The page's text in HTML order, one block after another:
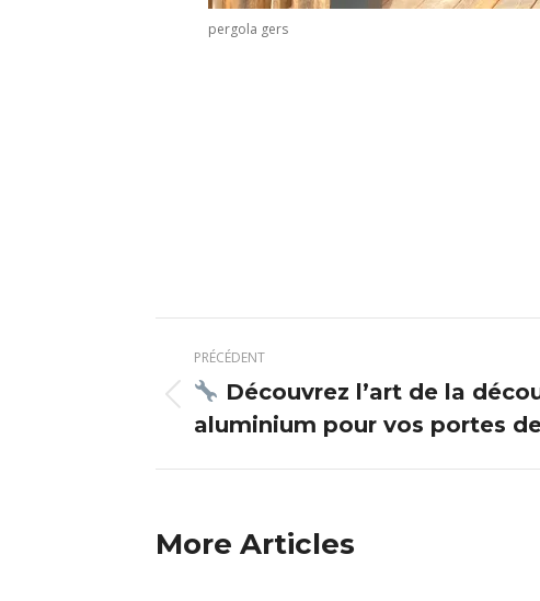
pergola gers
Navigation
article
PRÉCÉDENT
Article
précédent
:
Découvrez l’art de la
aluminium pour vos portes
More Articles